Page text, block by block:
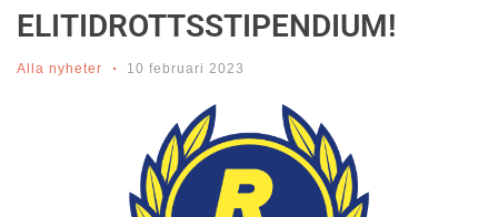
ELITIDROTTSSTIPENDIUM!
Alla nyheter 10 februari 2023